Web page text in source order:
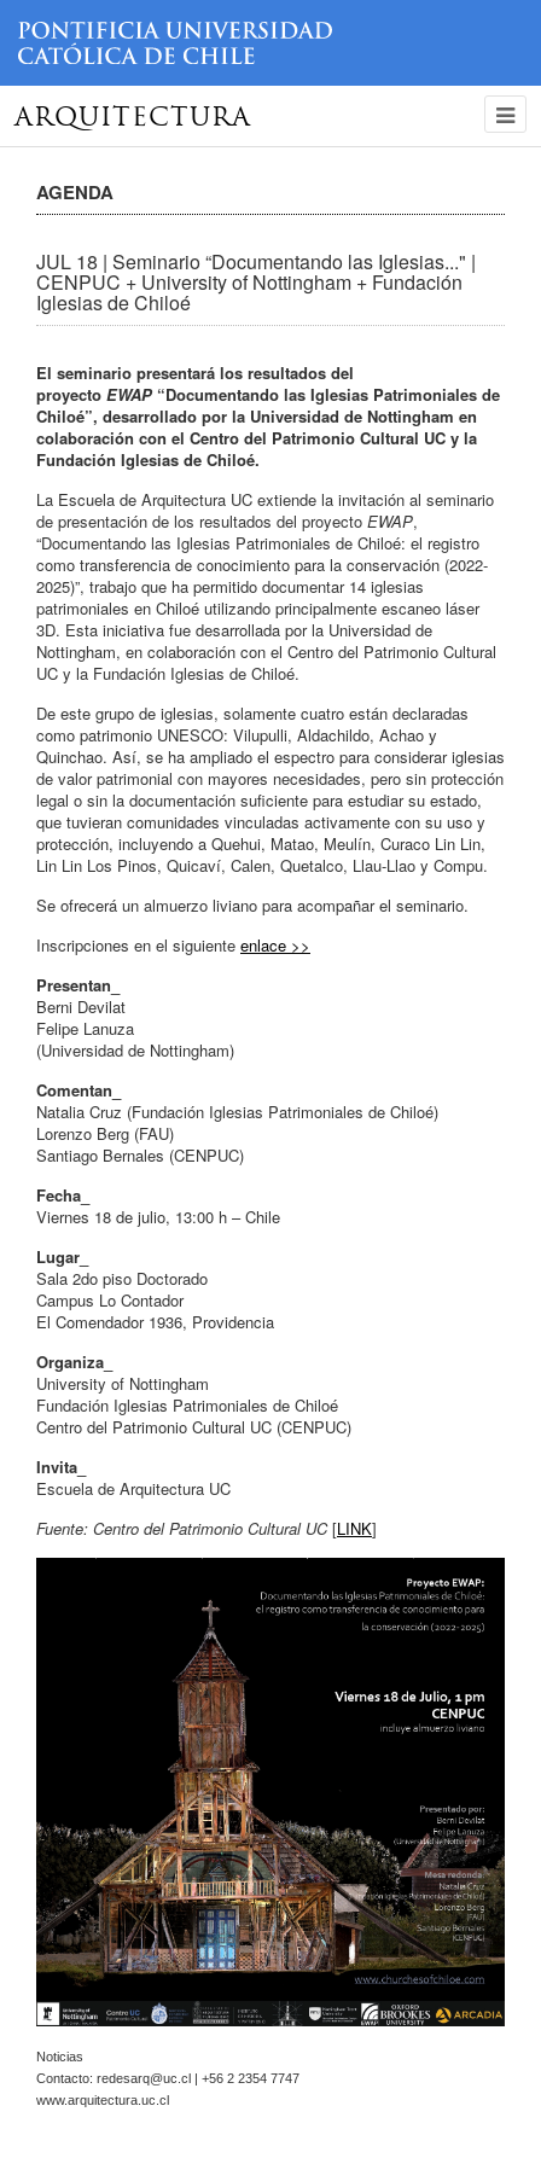
ARQUITECTURA
AGENDA
JUL 18 | Seminario “Documentando las Iglesias..." |
CENPUC + University of Nottingham + Fundación
Iglesias de Chiloé
El seminario presentará los resultados del
proyecto EWAP “Documentando las Iglesias Patrimoniales de
Chiloé”, desarrollado por la Universidad de Nottingham en
colaboración con el Centro del Patrimonio Cultural UC y la
Fundación Iglesias de Chiloé.
La Escuela de Arquitectura UC extiende la invitación al seminario
de presentación de los resultados del proyecto EWAP,
“Documentando las Iglesias Patrimoniales de Chiloé: el registro
como transferencia de conocimiento para la conservación (2022-
2025)”, trabajo que ha permitido documentar 14 iglesias
patrimoniales en Chiloé utilizando principalmente escaneo láser
3D. Esta iniciativa fue desarrollada por la Universidad de
Nottingham, en colaboración con el Centro del Patrimonio Cultural
UC y la Fundación Iglesias de Chiloé.
De este grupo de iglesias, solamente cuatro están declaradas
como patrimonio UNESCO: Vilupulli, Aldachildo, Achao y
Quinchao. Así, se ha ampliado el espectro para considerar iglesias
de valor patrimonial con mayores necesidades, pero sin protección
legal o sin la documentación suficiente para estudiar su estado,
que tuvieran comunidades vinculadas activamente con su uso y
protección, incluyendo a Quehui, Matao, Meulín, Curaco Lin Lin,
Lin Lin Los Pinos, Quicaví, Calen, Quetalco, Llau-Llao y Compu.
Se ofrecerá un almuerzo liviano para acompañar el seminario.
Inscripciones en el siguiente enlace >>
Presentan_
Berni Devilat
Felipe Lanuza
(Universidad de Nottingham)
Comentan_
Natalia Cruz (Fundación Iglesias Patrimoniales de Chiloé)
Lorenzo Berg (FAU)
Santiago Bernales (CENPUC)
Fecha_
Viernes 18 de julio, 13:00 h – Chile
Lugar_
Sala 2do piso Doctorado
Campus Lo Contador
El Comendador 1936, Providencia
Organiza_
University of Nottingham
Fundación Iglesias Patrimoniales de Chiloé
Centro del Patrimonio Cultural UC (CENPUC)
Invita_
Escuela de Arquitectura UC
Fuente: Centro del Patrimonio Cultural UC[LINK]
Noticias
Contacto: redesarq@uc.cl | +56 2 2354 7747
www.arquitectura.uc.cl